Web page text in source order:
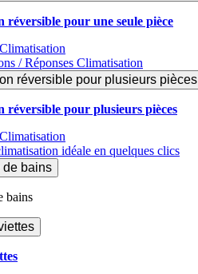
réversible pour une seule pièce
/ Réponses Climatisation
réversible pour plusieurs pièces
réversible pour plusieurs pièces
idéale en quelques clics
de bains
bains